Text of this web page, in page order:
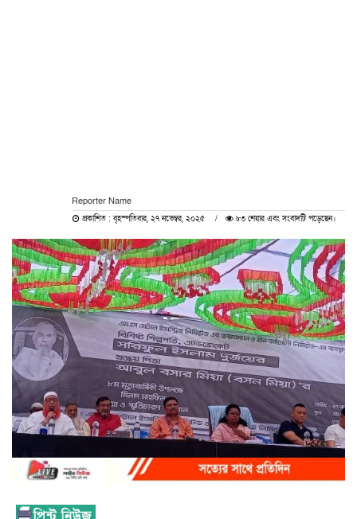
Reporter Name
প্রকাশিত : বৃহস্পতিবার, ২৭ নভেম্বর, ২০২৫ ৮৩ শেয়ার এবং সংবাদটি পড়েছেন।